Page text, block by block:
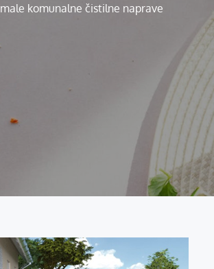
male komunalne čistilne naprave